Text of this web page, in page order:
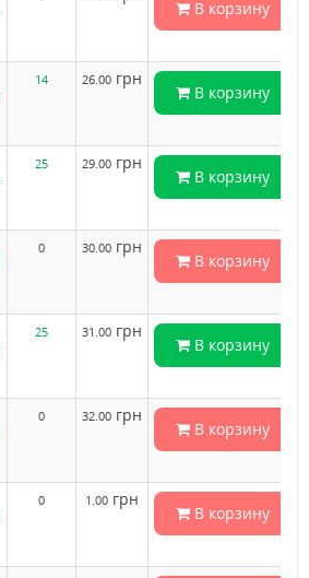
В корзину
14 26.00 грн
В корзину
25 29.00 грн
В корзину
0 30.00 грн
В корзину
25 31.00 грн
В корзину
0 32.00 грн
В корзину
0 1.00 грн
В корзину